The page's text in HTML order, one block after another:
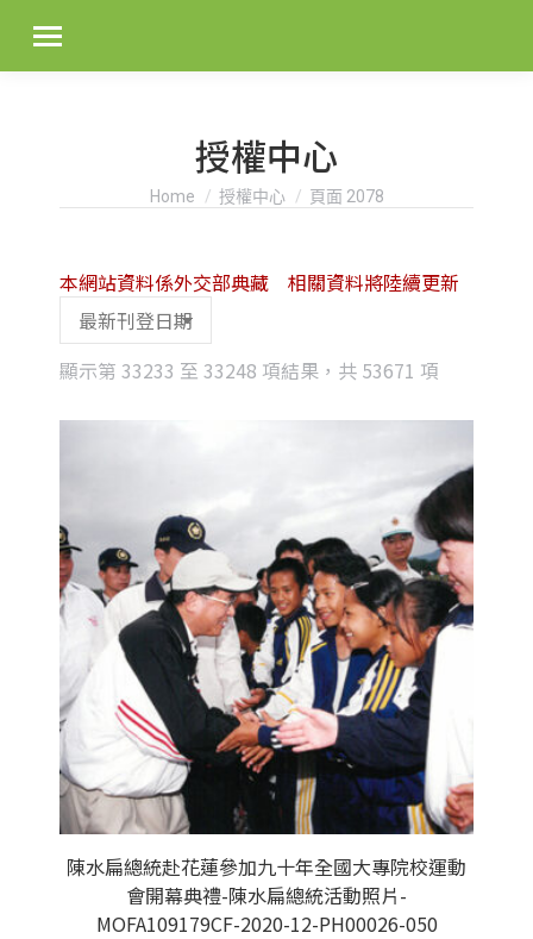
授權中心
You are here:
Home 授權中心 頁面 2078
顯示第 33233 至 33248 項結果，共 53671 項
latest
本網站資料係外交部典藏 相關資料將陸續更新
陳水扁總統赴花蓮參加九十年全國大專院校運動
會開幕典禮-陳水扁總統活動照片-
MOFA109179CF-2020-12-PH00026-050